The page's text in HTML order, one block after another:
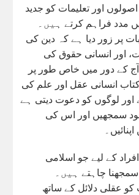
اور تعلیمات کو جدید
مدد فراہم کرتے ہیں۔
پر زور دیا ہے کہ دین کی
اور انسانی حقوق کی
کے دور میں خاص طور پر
انسانی عقل اور علم کی
اور لوگوں کو دعوت دیتی ہے
سمجھیں اور اس کی
کے لیے جو اسلامی
سمجھنا چاہتے ہیں۔
عقلی دلائل کے ساتھ